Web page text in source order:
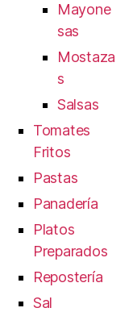
Mayone
sas
Mostaza
s
Salsas
Tomates
Fritos
Pastas
Panadería
Platos
Preparados
Repostería
Sal